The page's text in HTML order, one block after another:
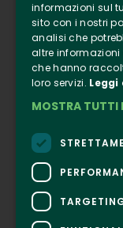
CONTACTS
informazioni sul
sito con i nostri
analisi che
altre
che hanno
loro servizi. Leggi
MOSTRA TUTTI